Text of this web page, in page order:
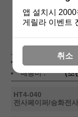
상품가 :
배송비 :
(조
HT4-040
전사페이퍼/승화전
앱 설치시
게릴라 이벤트
취소